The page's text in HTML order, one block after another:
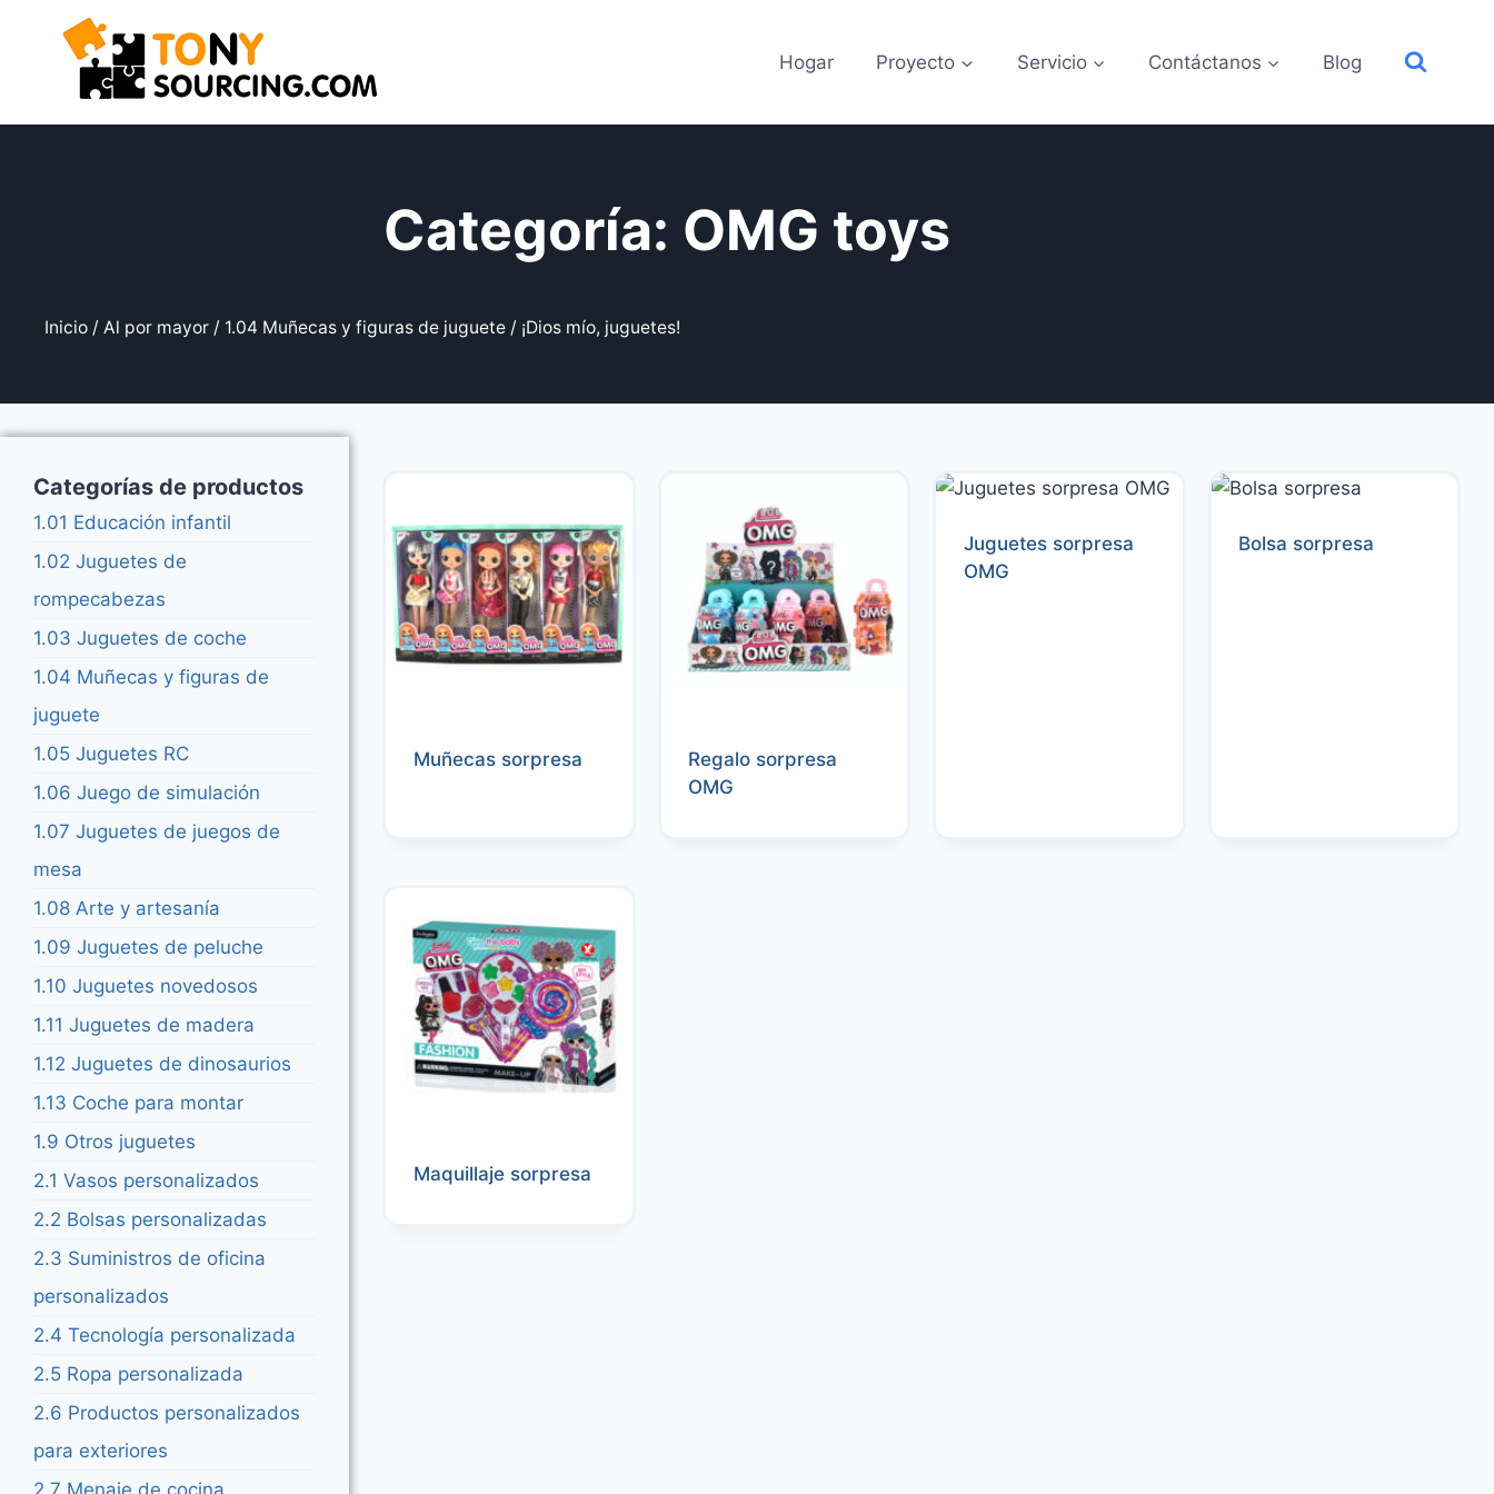
Hogar Proyecto Servicio Contáctanos Blog
Categoría: OMG toys
Inicio / Al por mayor / 1.04 Muñecas y figuras de juguete / ¡Dios mío, juguetes!
Categorías de productos
1.01 Educación infantil
1.02 Juguetes de
rompecabezas
1.03 Juguetes de coche
1.04 Muñecas y figuras de
juguete
1.05 Juguetes RC
1.06 Juego de simulación
1.07 Juguetes de juegos de
mesa
1.08 Arte y artesanía
1.09 Juguetes de peluche
1.10 Juguetes novedosos
1.11 Juguetes de madera
1.12 Juguetes de dinosaurios
1.13 Coche para montar
1.9 Otros juguetes
2.1 Vasos personalizados
2.2 Bolsas personalizadas
2.3 Suministros de oficina
personalizados
2.4 Tecnología personalizada
2.5 Ropa personalizada
2.6 Productos personalizados
para exteriores
2.7 Menaje de cocina
Muñecas sorpresa
Regalo sorpresa
OMG
Juguetes sorpresa
OMG
Bolsa sorpresa
Maquillaje sorpresa